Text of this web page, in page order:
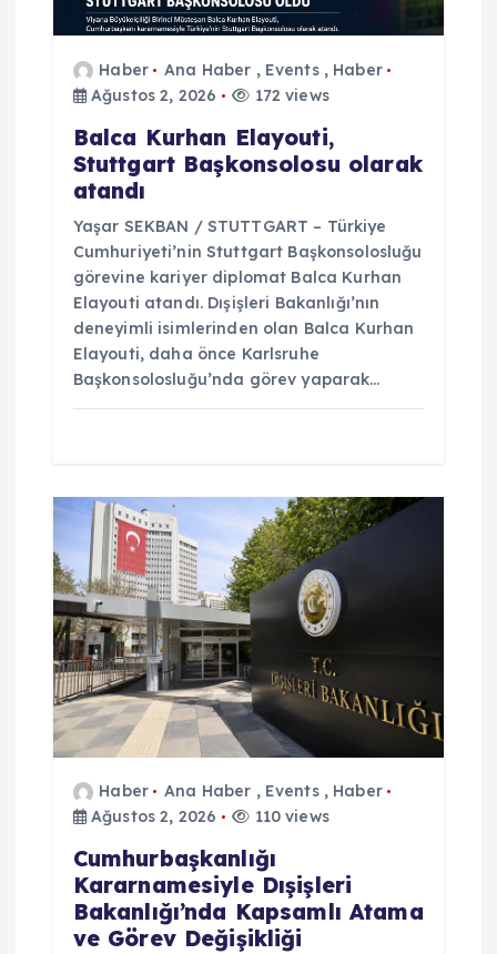
Haber Ana Haber , Events, Haber
Ağustos 2, 2026
172 views
Balca Kurhan Elayouti,
Stuttgart Başkonsolosu olarak
atandı
Yaşar SEKBAN / STUTTGART – Türkiye
Cumhuriyeti’nin Stuttgart Başkonsolosluğu
görevine kariyer diplomat Balca Kurhan
Elayouti atandı. Dışişleri Bakanlığı’nın
deneyimli isimlerinden olan Balca Kurhan
Elayouti, daha önce Karlsruhe
Başkonsolosluğu’nda görev yaparak…
Haber Ana Haber , Events, Haber
Ağustos 2, 2026
110 views
Cumhurbaşkanlığı
Kararnamesiyle Dışişleri
Bakanlığı’nda Kapsamlı Atama
ve Görev Değişikliği